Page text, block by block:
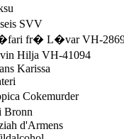
SVV
fr� L�var VH-
Hilja VH-41094
Karissa
Cokemurder
Bronn
d'Armens